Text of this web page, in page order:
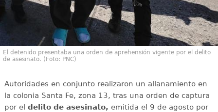
El detenido presentaba una orden de aprehensión vigente por el delito
de asesinato. (Foto: PNC)
Autoridades en conjunto realizaron un allanamiento en
la colonia Santa Fe, zona 13, tras una orden de captura
por el delito de asesinato, emitida el 9 de agosto por